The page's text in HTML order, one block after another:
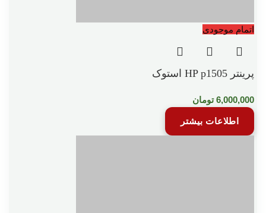
اتمام موجودی
پرینتر HP p1505 استوک
6,000,000 تومان
اطلاعات بیشتر